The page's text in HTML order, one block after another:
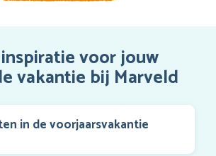
voor jouw
vakantie bij Marveld
in de voorjaarsvakantie